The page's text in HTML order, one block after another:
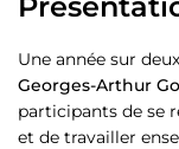
Une année sur
Georges-Arthur
participants de se
et de travailler